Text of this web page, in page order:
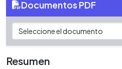
Documentos PDF
Resumen